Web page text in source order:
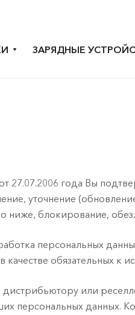
ЗАРЯДНЫЕ
года Вы
уточнение
ниже, блокирование,
персональных
обязательных к
или
персональных данных.